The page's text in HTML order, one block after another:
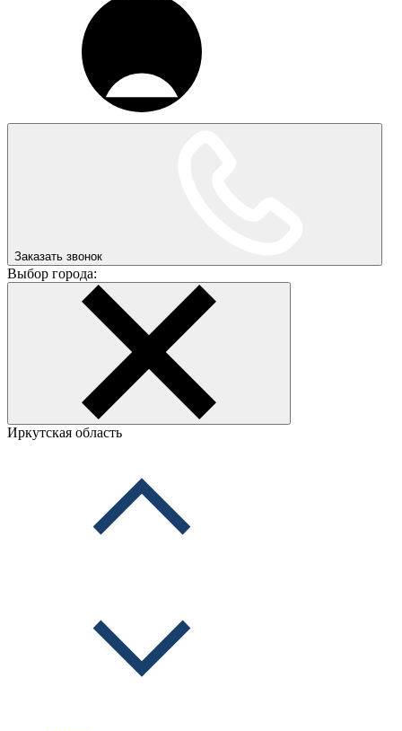
Заказать звонок
Выбор города:
Иркутская область